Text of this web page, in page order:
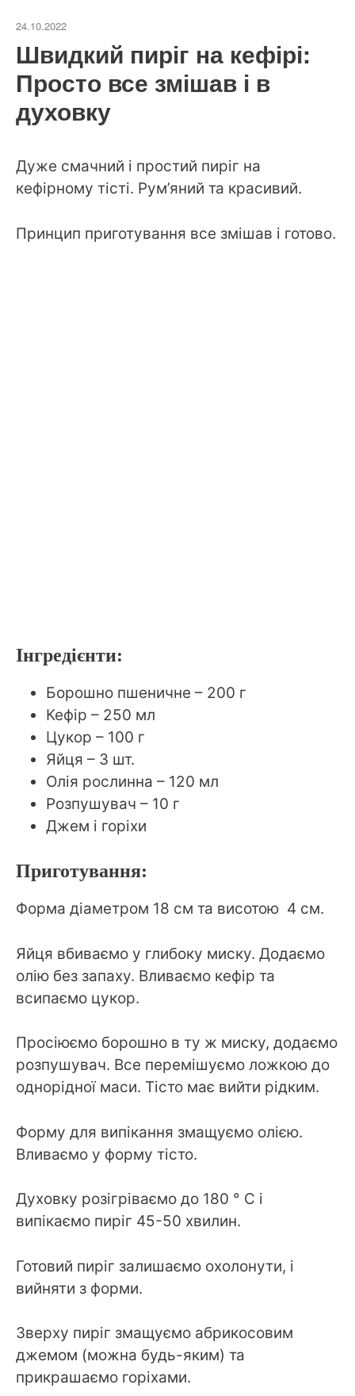
24.10.2022
Швидкий пиріг на кефірі:
Просто все змішав і в
духовку
Дуже смачний і простий пиріг на
кефірному тісті. Рум’яний та красивий.
Принцип приготування все змішав і готово.
Інгредієнти:
Борошно пшеничне – 200 г
Кефір – 250 мл
Цукор – 100 г
Яйця – 3 шт.
Олія рослинна – 120 мл
Розпушувач – 10 г
Джем і горіхи
Приготування:
Форма діаметром 18 см та висотою 4 см.
Яйця вбиваємо у глибоку миску. Додаємо
олію без запаху. Вливаємо кефір та
всипаємо цукор.
Просіюємо борошно в ту ж миску, додаємо
розпушувач. Все перемішуємо ложкою до
однорідної маси. Тісто має вийти рідким.
Форму для випікання змащуємо олією.
Вливаємо у форму тісто.
Духовку розігріваємо до 180 ° C і
випікаємо пиріг 45-50 хвилин.
Готовий пиріг залишаємо охолонути, і
вийняти з форми.
Зверху пиріг змащуємо абрикосовим
джемом (можна будь-яким) та
прикрашаємо горіхами.